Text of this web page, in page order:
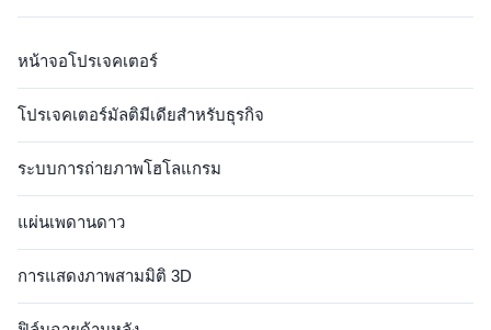
หน้าจอโปรเจคเตอร์
โปรเจคเตอร์มัลติมีเดียสำหรับธุรกิจ
ระบบการถ่ายภาพโฮโลแกรม
แผ่นเพดานดาว
การแสดงภาพสามมิติ 3D